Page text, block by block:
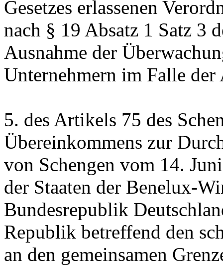
Gesetzes erlassenen
nach § 19 Absatz 1 Satz 3
Ausnahme der
Unternehmern im Falle
5. des Artikels 75 des
Übereinkommens zur
von Schengen vom 14.
der Staaten der Benelux-
Bundesrepublik
Republik betreffend den
an den gemeinsamen